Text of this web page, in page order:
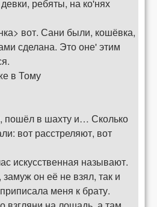
ребяты, на ко'нях
вот. Сани были, кошёвка,
сделана. Это оне' этим
в Тому
пошёл в шахту и… Сколько
вот расстреляют, вот
искусственная называют.
он её не взял, так и
меня к брату.